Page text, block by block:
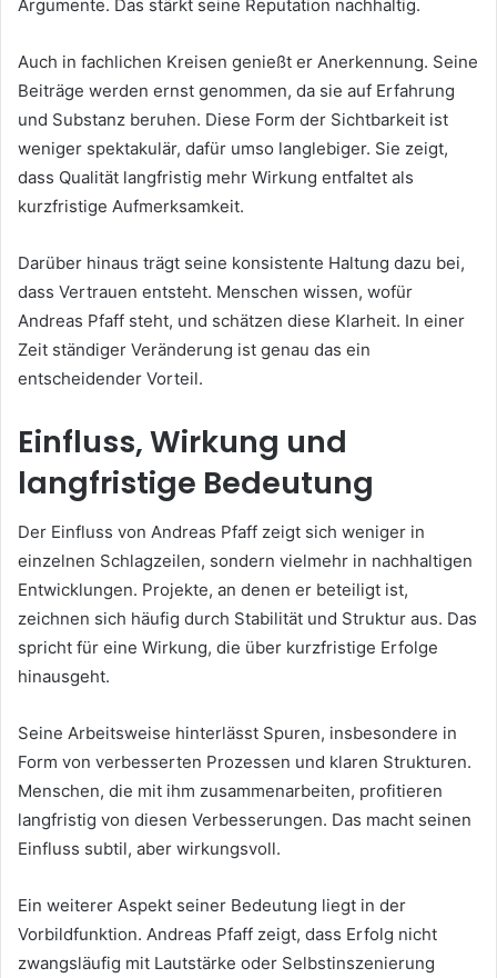
Argumente. Das stärkt seine Reputation nachhaltig.
Auch in fachlichen Kreisen genießt er Anerkennung. Seine
Beiträge werden ernst genommen, da sie auf Erfahrung
und Substanz beruhen. Diese Form der Sichtbarkeit ist
weniger spektakulär, dafür umso langlebiger. Sie zeigt,
dass Qualität langfristig mehr Wirkung entfaltet als
kurzfristige Aufmerksamkeit.
Darüber hinaus trägt seine konsistente Haltung dazu bei,
dass Vertrauen entsteht. Menschen wissen, wofür
Andreas Pfaff steht, und schätzen diese Klarheit. In einer
Zeit ständiger Veränderung ist genau das ein
entscheidender Vorteil.
Einfluss, Wirkung und
langfristige Bedeutung
Der Einfluss von Andreas Pfaff zeigt sich weniger in
einzelnen Schlagzeilen, sondern vielmehr in nachhaltigen
Entwicklungen. Projekte, an denen er beteiligt ist,
zeichnen sich häufig durch Stabilität und Struktur aus. Das
spricht für eine Wirkung, die über kurzfristige Erfolge
hinausgeht.
Seine Arbeitsweise hinterlässt Spuren, insbesondere in
Form von verbesserten Prozessen und klaren Strukturen.
Menschen, die mit ihm zusammenarbeiten, profitieren
langfristig von diesen Verbesserungen. Das macht seinen
Einfluss subtil, aber wirkungsvoll.
Ein weiterer Aspekt seiner Bedeutung liegt in der
Vorbildfunktion. Andreas Pfaff zeigt, dass Erfolg nicht
zwangsläufig mit Lautstärke oder Selbstinszenierung